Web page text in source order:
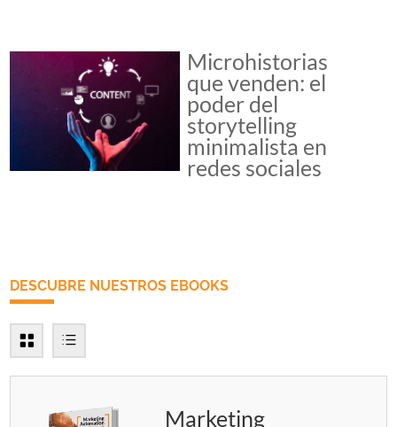
Microhistorias
que venden: el
poder del
storytelling
minimalista en
redes sociales
DESCUBRE NUESTROS EBOOKS
Marketing